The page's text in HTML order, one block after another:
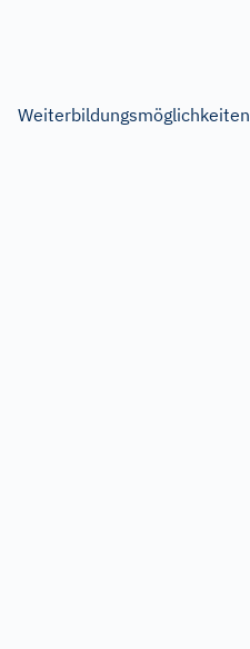
Weiterbildungsmöglichkeiten